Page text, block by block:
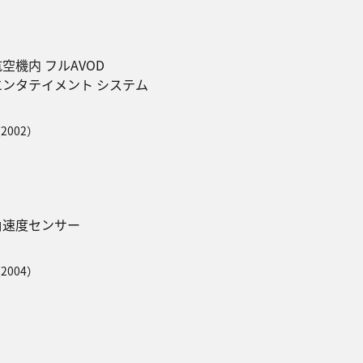
機内 フルAVOD
タテイメント システム
）
度センサー
）